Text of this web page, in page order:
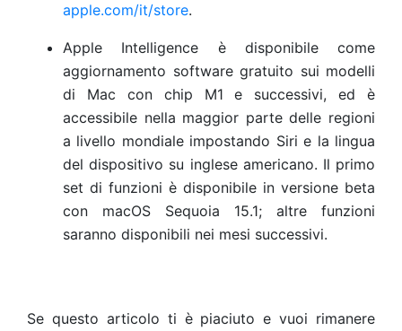
apple.com/it/store.
Apple Intelligence è disponibile come
aggiornamento software gratuito sui modelli
di Mac con chip M1 e successivi, ed è
accessibile nella maggior parte delle regioni
a livello mondiale impostando Siri e la lingua
del dispositivo su inglese americano. Il primo
set di funzioni è disponibile in versione beta
con macOS Sequoia 15.1; altre funzioni
saranno disponibili nei mesi successivi.
Se questo articolo ti è piaciuto e vuoi rimanere